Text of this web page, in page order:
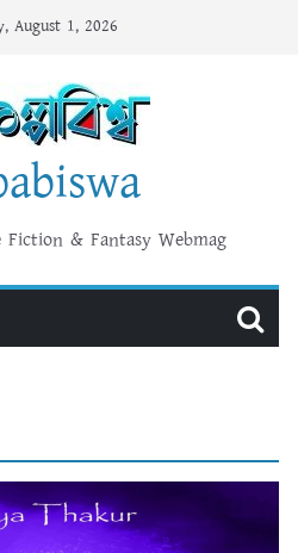
August 1, 2026
Fiction & Fantasy Webmag